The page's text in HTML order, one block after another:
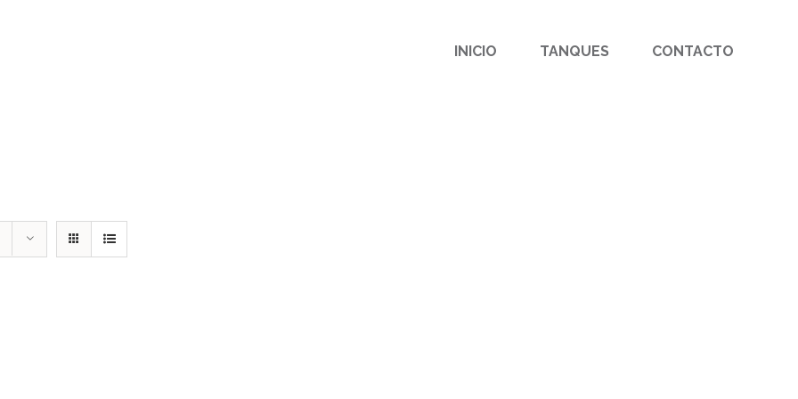
INICIO
TANQUES CONTACTO